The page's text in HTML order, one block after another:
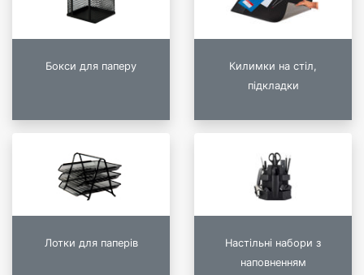
Бокси для паперу
Килимки на стіл,
підкладки
Лотки для паперів
Настільні набори з
наповненням